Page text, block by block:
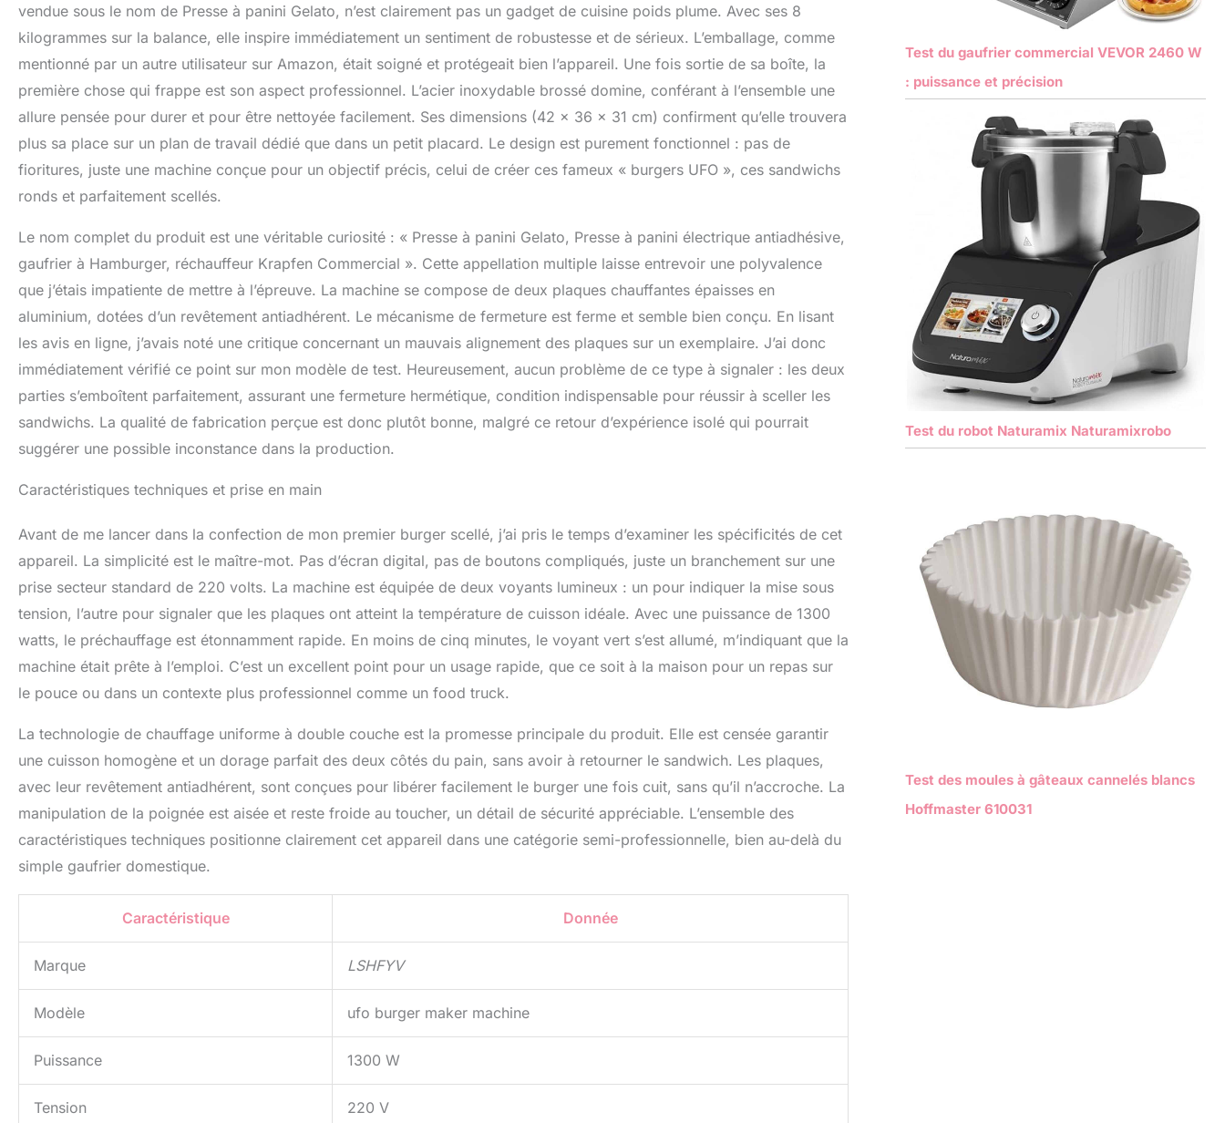
etc. ▶ [ROBUSTE ET DURABLE] Le corps de la machine à gaufres électrique en
longues ; soigné et beau sans désordre. Le niveau de sécurité est également
amélioré. Poignée épaisse en acier inoxydable fixée pour une prise facile et une
utilisation sans effort. ▶ [EXCELLENT SERVICE] Nous fournissons un service
d'assurance qualité au gaufrier électrique, pour garantir que chaque client reçoive
des produits de bonne qualité, si vous avez des questions sur nos produits, nous
serons patients pour répondre aux questions, pour que vous partagiez les
problèmes.
vendue sous le nom de Presse à panini Gelato, n’est clairement pas un gadget de cuisine poids plume. Avec ses 8
kilogrammes sur la balance, elle inspire immédiatement un sentiment de robustesse et de sérieux. L’emballage, comme
mentionné par un autre utilisateur sur Amazon, était soigné et protégeait bien l’appareil. Une fois sortie de sa boîte, la
première chose qui frappe est son aspect professionnel. L’acier inoxydable brossé domine, conférant à l’ensemble une
allure pensée pour durer et pour être nettoyée facilement. Ses dimensions (42 x 36 x 31 cm) confirment qu’elle trouvera
plus sa place sur un plan de travail dédié que dans un petit placard. Le design est purement fonctionnel : pas de
fioritures, juste une machine conçue pour un objectif précis, celui de créer ces fameux « burgers UFO », ces sandwichs
ronds et parfaitement scellés.
Le nom complet du produit est une véritable curiosité : « Presse à panini Gelato, Presse à panini électrique antiadhésive,
gaufrier à Hamburger, réchauffeur Krapfen Commercial ». Cette appellation multiple laisse entrevoir une polyvalence
que j’étais impatiente de mettre à l’épreuve. La machine se compose de deux plaques chauffantes épaisses en
aluminium, dotées d’un revêtement antiadhérent. Le mécanisme de fermeture est ferme et semble bien conçu. En lisant
les avis en ligne, j’avais noté une critique concernant un mauvais alignement des plaques sur un exemplaire. J’ai donc
immédiatement vérifié ce point sur mon modèle de test. Heureusement, aucun problème de ce type à signaler : les deux
parties s’emboîtent parfaitement, assurant une fermeture hermétique, condition indispensable pour réussir à sceller les
sandwichs. La qualité de fabrication perçue est donc plutôt bonne, malgré ce retour d’expérience isolé qui pourrait
suggérer une possible inconstance dans la production.
Caractéristiques techniques et prise en main
Avant de me lancer dans la confection de mon premier burger scellé, j’ai pris le temps d’examiner les spécificités de cet
appareil. La simplicité est le maître-mot. Pas d’écran digital, pas de boutons compliqués, juste un branchement sur une
prise secteur standard de 220 volts. La machine est équipée de deux voyants lumineux : un pour indiquer la mise sous
tension, l’autre pour signaler que les plaques ont atteint la température de cuisson idéale. Avec une puissance de 1300
watts, le préchauffage est étonnamment rapide. En moins de cinq minutes, le voyant vert s’est allumé, m’indiquant que la
machine était prête à l’emploi. C’est un excellent point pour un usage rapide, que ce soit à la maison pour un repas sur
le pouce ou dans un contexte plus professionnel comme un food truck.
La technologie de chauffage uniforme à double couche est la promesse principale du produit. Elle est censée garantir
une cuisson homogène et un dorage parfait des deux côtés du pain, sans avoir à retourner le sandwich. Les plaques,
avec leur revêtement antiadhérent, sont conçues pour libérer facilement le burger une fois cuit, sans qu’il n’accroche. La
manipulation de la poignée est aisée et reste froide au toucher, un détail de sécurité appréciable. L’ensemble des
caractéristiques techniques positionne clairement cet appareil dans une catégorie semi-professionnelle, bien au-delà du
simple gaufrier domestique.
Caractéristique Donnée
Marque LSHFYV
Modèle ufo burger maker machine
Puissance 1300 W
Tension 220 V
Test du gaufrier commercial VEVOR 2460 W
: puissance et précision
Test du robot Naturamix Naturamixrobo
Test des moules à gâteaux cannelés blancs
Hoffmaster 610031